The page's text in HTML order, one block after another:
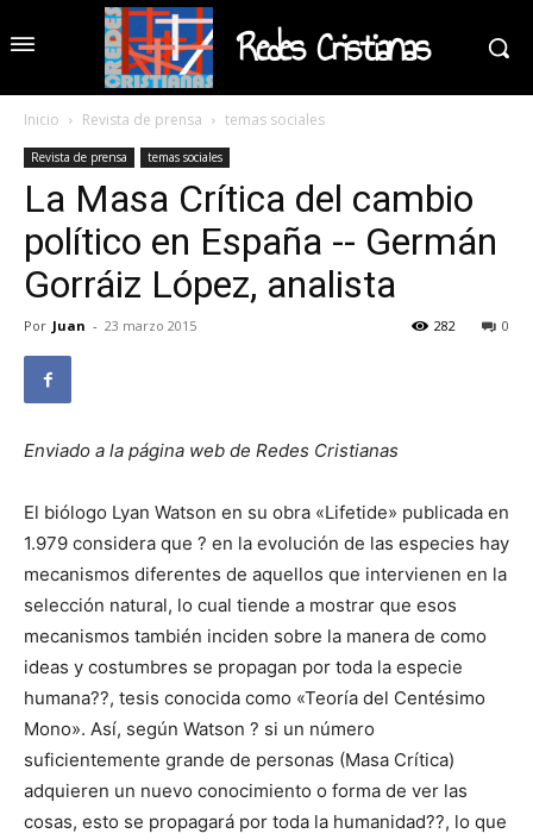
Redes Cristianas
Inicio Revista de prensa temas sociales
Revista de prensa temas sociales
La Masa Crítica del cambio
político en España -- Germán
Gorráiz López, analista
Por Juan - 23 marzo 2015 0
282
Enviado a la página web de Redes Cristianas
El biólogo Lyan Watson en su obra «Lifetide» publicada en
1.979 considera que ? en la evolución de las especies hay
mecanismos diferentes de aquellos que intervienen en la
selección natural, lo cual tiende a mostrar que esos
mecanismos también inciden sobre la manera de como
ideas y costumbres se propagan por toda la especie
humana??, tesis conocida como «Teoría del Centésimo
Mono». Así, según Watson ? si un número
suficientemente grande de personas (Masa Crítica)
adquieren un nuevo conocimiento o forma de ver las
cosas, esto se propagará por toda la humanidad??, lo que